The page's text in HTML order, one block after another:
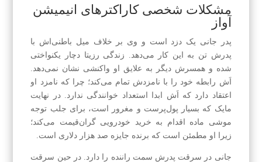
مشکلات شخصی کاراکترهای انیمیشن
آواز
پدر جانی یک دزد است و وی بر خلاف میل باطنی‌اش با
پدرش تن به این کار می‌دهد. زندگی رزیتا دچار یکنواختی
شده و همسرش دیگر به علایق او واکنشی نشان نمی‌دهد.
اَش رابطه خود را با نامزدش تمام می‌کند؛ چرا که نامزد او
اعتقاد دارد که اَش ابدا استعداد خوانندگی ندارد. در نهایت
مایک که بسیار پول‌پرست و مغرور است، برای جلب توجه
موشی ماده اقدام به خرید خودرویی گران‌قیمت می‌کند؛
زیرا او مطمئن است که برنده جایزه صد هزار دلاری است.
جانی در سرقت پدرش سمت راننده را دارد. در حین سرقت